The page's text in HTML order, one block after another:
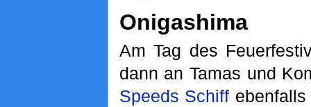
Onigashima
Am Tag des
dann an Tamas und
Speeds Schiff